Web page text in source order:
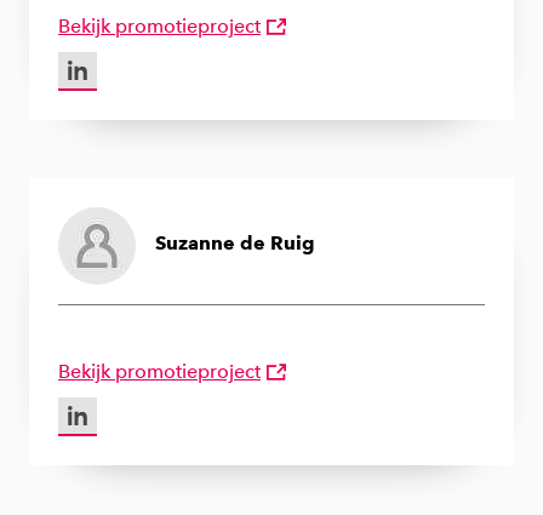
Bekijk promotieproject
LinkedIn van Astrid Ottenheym-Vliegen
Suzanne de Ruig
Bekijk promotieproject
LinkedIn van Suzanne de Ruig